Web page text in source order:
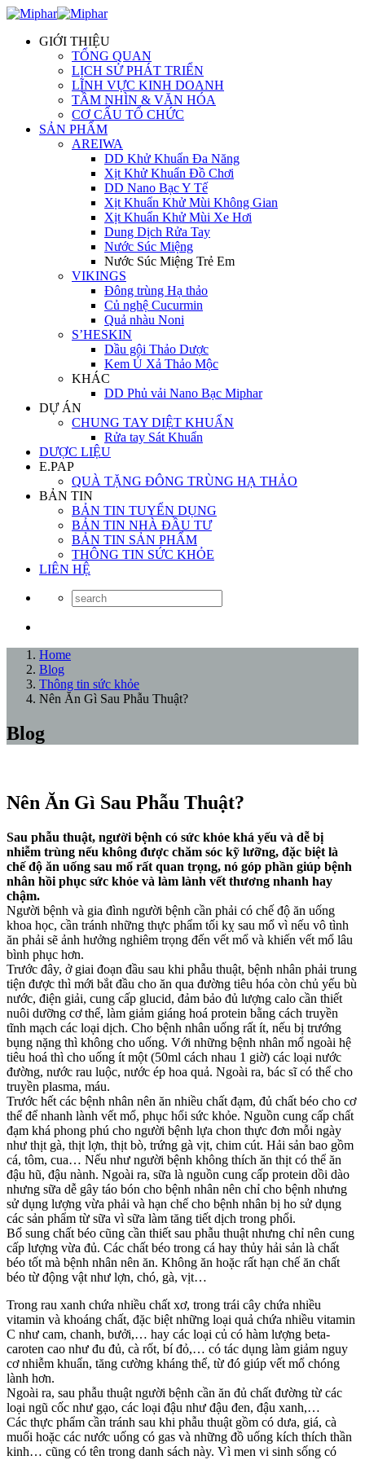
GIỚI THIỆU
TỔNG QUAN
LỊCH SỬ PHÁT TRIỂN
LĨNH VỰC KINH DOANH
TẦM NHÌN & VĂN HÓA
CƠ CẤU TỔ CHỨC
SẢN PHẨM
AREIWA
DD Khử Khuẩn Đa Năng
Xịt Khử Khuẩn Đồ Chơi
DD Nano Bạc Y Tế
Xịt Khuẩn Khử Mùi Không Gian
Xịt Khuẩn Khử Mùi Xe Hơi
Dung Dịch Rửa Tay
Nước Súc Miệng
Nước Súc Miệng Trẻ Em
VIKINGS
Đông trùng Hạ thảo
Củ nghệ Cucurmin
Quả nhàu Noni
S’HESKIN
Dầu gội Thảo Dược
Kem Ủ Xả Thảo Mộc
KHÁC
DD Phủ vải Nano Bạc Miphar
DỰ ÁN
CHUNG TAY DIỆT KHUẨN
Rửa tay Sát Khuẩn
DƯỢC LIỆU
E.PAP
QUÀ TẶNG ĐÔNG TRÙNG HẠ THẢO
BẢN TIN
BẢN TIN TUYỂN DỤNG
BẢN TIN NHÀ ĐẦU TƯ
BẢN TIN SẢN PHẨM
THÔNG TIN SỨC KHỎE
LIÊN HỆ
Home
Blog
Thông tin sức khỏe
Nên Ăn Gì Sau Phẫu Thuật?
Blog
Nên Ăn Gì Sau Phẫu Thuật?
Sau phẫu thuật, người bệnh có sức khỏe khá yếu và dễ bị
nhiễm trùng nếu không được chăm sóc kỹ lưỡng, đặc biệt là
chế độ ăn uống sau mổ rất quan trọng, nó góp phần giúp bệnh
nhân hồi phục sức khỏe và làm lành vết thương nhanh hay
chậm.
Người bệnh và gia đình người bệnh cần phải có chế độ ăn uống
khoa học, cần tránh những thực phẩm tối kỵ sau mổ vì nếu vô tình
ăn phải sẽ ảnh hưởng nghiêm trọng đến vết mổ và khiến vết mổ lâu
bình phục hơn.
Trước đây, ở giai đoạn đầu sau khi phẫu thuật, bệnh nhân phải trung
tiện được thì mới bắt đầu cho ăn qua đường tiêu hóa còn chủ yếu bù
nước, điện giải, cung cấp glucid, đảm bảo đủ lượng calo cần thiết
nuôi dưỡng cơ thể, làm giảm giáng hoá protein bằng cách truyền
tĩnh mạch các loại dịch. Cho bệnh nhân uống rất ít, nếu bị trướng
bụng nặng thì không cho uống. Với những bệnh nhân mổ ngoài hệ
tiêu hoá thì cho uống ít một (50ml cách nhau 1 giờ) các loại nước
đường, nước rau luộc, nước ép hoa quả. Ngoài ra, bác sĩ có thể cho
truyền plasma, máu.
Trước hết các bệnh nhân nên ăn nhiều chất đạm, đủ chất béo cho cơ
thể để nhanh lành vết mổ, phục hổi sức khỏe. Nguồn cung cấp chất
đạm khá phong phú cho người bệnh lựa chon thực đơn mỗi ngày
như thịt gà, thịt lợn, thịt bò, trứng gà vịt, chim cút. Hải sản bao gồm
cá, tôm, cua… Nếu như người bệnh không thích ăn thịt có thể ăn
đậu hũ, đậu nành. Ngoài ra, sữa là nguồn cung cấp protein dồi dào
nhưng sữa dễ gây táo bón cho bệnh nhân nên chỉ cho bệnh nhưng
sử dụng lượng vừa phải và hạn chế cho bệnh nhân bị ho sử dụng
các sản phẩm từ sữa vì sữa làm tăng tiết dịch trong phổi.
Bổ sung chất béo cũng cần thiết sau phẫu thuật nhưng chỉ nên cung
cấp lượng vừa đủ. Các chất béo trong cá hay thủy hải sản là chất
béo tốt mà bệnh nhân nên ăn. Không ăn hoặc rất hạn chế ăn chất
béo từ động vật như lợn, chó, gà, vịt…
Trong rau xanh chứa nhiều chất xơ, trong trái cây chứa nhiều
vitamin và khoáng chất, đặc biệt những loại quả chứa nhiều vitamin
C như cam, chanh, bưởi,… hay các loại củ có hàm lượng beta-
caroten cao như đu đủ, cà rốt, bí đỏ,… có tác dụng làm giảm nguy
cơ nhiễm khuẩn, tăng cường kháng thể, từ đó giúp vết mổ chóng
lành hơn.
Ngoài ra, sau phẫu thuật người bệnh cần ăn đủ chất đường từ các
loại ngũ cốc như gạo, các loại đậu như đậu đen, đậu xanh,…
Các thực phẩm cần tránh sau khi phẫu thuật gồm có dưa, giá, cà
muối hoặc các nước uống có gas và những đồ uống kích thích thần
kinh… cũng có tên trong danh sách này. Vì men vi sinh sống có